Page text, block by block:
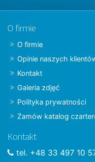
O firmie
O firmie
Opinie naszych
Kontakt
Galeria zdjęć
Polityka prywatności
Zamów katalog
Kontakt
tel. +48 33 497 10